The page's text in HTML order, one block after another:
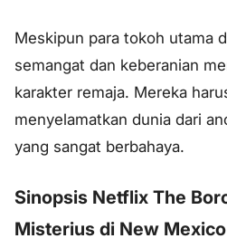
Meskipun para tokoh utama
semangat dan keberanian
karakter remaja. Mereka
menyelamatkan dunia dari
yang sangat berbahaya.
Sinopsis Netflix The
Misterius di New Mexico